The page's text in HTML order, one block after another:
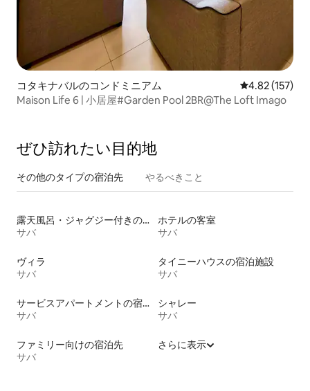
コタキナバルのコンドミニアム レビュー157
4.82 (157)
Maison Life 6 | 小居屋#Garden Pool 2BR@The Loft Imago
ぜひ訪⁠れ⁠た⁠い目⁠的⁠地
その他のタ⁠イ⁠プ⁠の宿⁠泊⁠先 やるべきこと
露天風呂・ジャグジー付きの宿泊施設
サバ
ホテルの客室
サバ
ヴィラ
サバ
タイニーハウスの宿泊施設
サバ
サービスアパートメントの宿泊施設
サバ
シャレー
サバ
ファミリー向けの宿泊先
サバ
さらに表示